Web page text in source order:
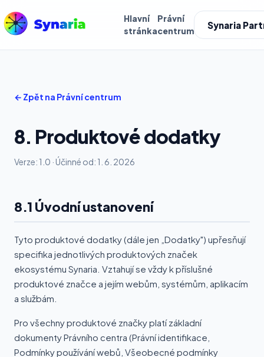
Hlavní
stránka
Právní
centrum
Synaria
← Zpět na Právní centrum
8. Produktové dodatky
Verze: 1.0 · Účinné od: 1. 6. 2026
8.1 Úvodní ustanovení
Tyto produktové dodatky (dále jen „Dodatky") upřesňují
specifika jednotlivých produktových značek
ekosystému Synaria. Vztahují se vždy k příslušné
produktové značce a jejím webům, systémům, aplikacím
a službám.
Pro všechny produktové značky platí základní
dokumenty Právního centra (Právní identifikace,
Podmínky používání webů, Všeobecné podmínky